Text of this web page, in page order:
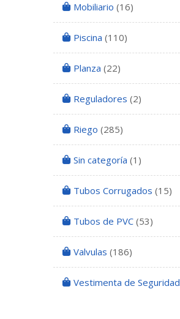
Mobiliario (16)
Piscina (110)
Planza (22)
Reguladores (2)
Riego (285)
Sin categoría (1)
Tubos Corrugados (15)
Tubos de PVC (53)
Valvulas (186)
Vestimenta de Seguridad